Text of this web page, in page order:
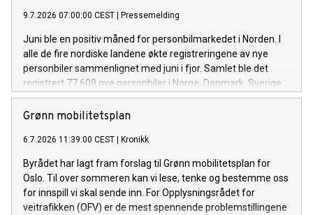
9.7.2026 07:00:00 CEST | Pressemelding
Juni ble en positiv måned for personbilmarkedet i Norden. I
alle de fire nordiske landene økte registreringene av nye
personbiler sammenlignet med juni i fjor. Samlet ble det
registrert 77 609 nye personbiler i Norge, Danmark, Sverige
og Finland.
Grønn mobilitetsplan
6.7.2026 11:39:00 CEST | Kronikk
Byrådet har lagt fram forslag til Grønn mobilitetsplan for
Oslo. Til over sommeren kan vi lese, tenke og bestemme oss
for innspill vi skal sende inn. For Opplysningsrådet for
veitrafikken (OFV) er de mest spennende problemstillingene